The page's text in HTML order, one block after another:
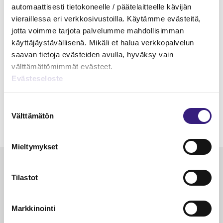
automaattisesti tietokoneelle / päätelaitteelle kävijän
vieraillessa eri verkkosivustoilla. Käytämme evästeitä,
jotta voimme tarjota palvelumme mahdollisimman
käyttäjäystävällisenä. Mikäli et halua verkkopalvelun
saavan tietoja evästeiden avulla, hyväksy vain
välttämättömimmät evästeet.
Evästeseloste
valinta
Välttämätön
Mieltymykset
Tilastot
Markkinointi
Kulu­veloitukset arvon­lisä­